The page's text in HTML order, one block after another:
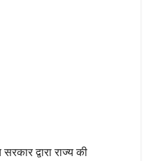
द्वारा राज्य की